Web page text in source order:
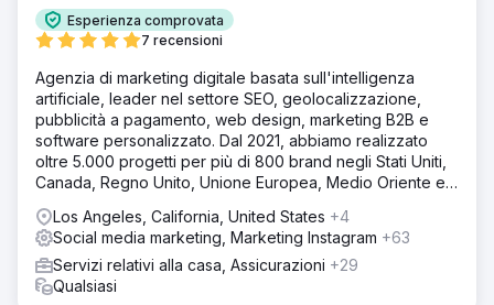
Esperienza comprovata
7 recensioni
Agenzia di marketing digitale basata sull'intelligenza
artificiale, leader nel settore SEO, geolocalizzazione,
pubblicità a pagamento, web design, marketing B2B e
software personalizzato. Dal 2021, abbiamo realizzato
oltre 5.000 progetti per più di 800 brand negli Stati Uniti,
Canada, Regno Unito, Unione Europea, Medio Oriente e
Los Angeles, California, United States +4
Social media marketing, Marketing Instagram +63
Servizi relativi alla casa, Assicurazioni +29
Qualsiasi